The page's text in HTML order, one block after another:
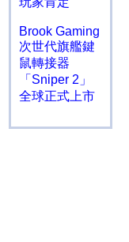
Brook Gaming
次世代旗艦鍵
鼠轉接器
「Sniper 2」
全球正式上市